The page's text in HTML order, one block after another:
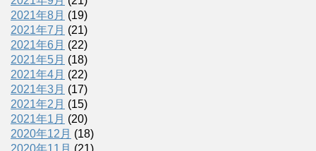
2021年8月 (19)
2021年7月 (21)
2021年6月 (22)
2021年5月 (18)
2021年4月 (22)
2021年3月 (17)
2021年2月 (15)
2021年1月 (20)
2020年12月 (18)
2020年11月 (21)